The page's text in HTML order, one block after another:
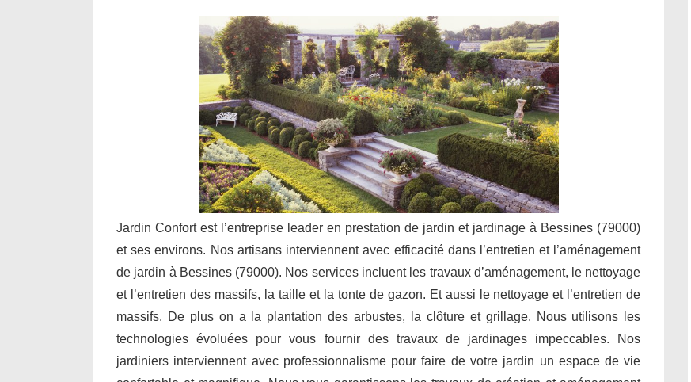
Jardin Confort est l’entreprise leader en prestation de jardin et jardinage à Bessines (79000)
et ses environs. Nos artisans interviennent avec efficacité dans l’entretien et l’aménagement
de jardin à Bessines (79000). Nos services incluent les travaux d’aménagement, le nettoyage
et l’entretien des massifs, la taille et la tonte de gazon. Et aussi le nettoyage et l’entretien de
massifs. De plus on a la plantation des arbustes, la clôture et grillage. Nous utilisons les
technologies évoluées pour vous fournir des travaux de jardinages impeccables. Nos
jardiniers interviennent avec professionnalisme pour faire de votre jardin un espace de vie